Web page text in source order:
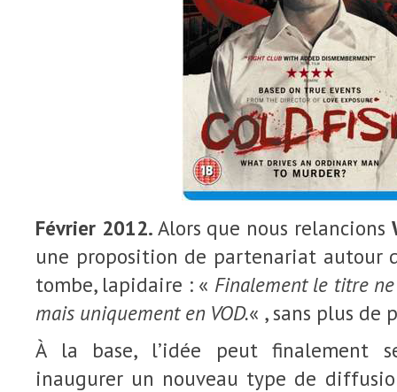
Février 2012. Alors que nous relancions
une proposition de partenariat autour
tombe, lapidaire : « Finalement le titre
mais uniquement en VOD.« , sans plus de
À la base, l’idée peut finalement
inaugurer un nouveau type de